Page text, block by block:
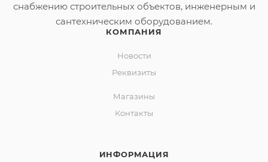
снабжению строительных объектов, инженерным и
сантехническим оборудованием.
КОМПАНИЯ
Новости
Реквизиты
Магазины
Контакты
ИНФОРМАЦИЯ